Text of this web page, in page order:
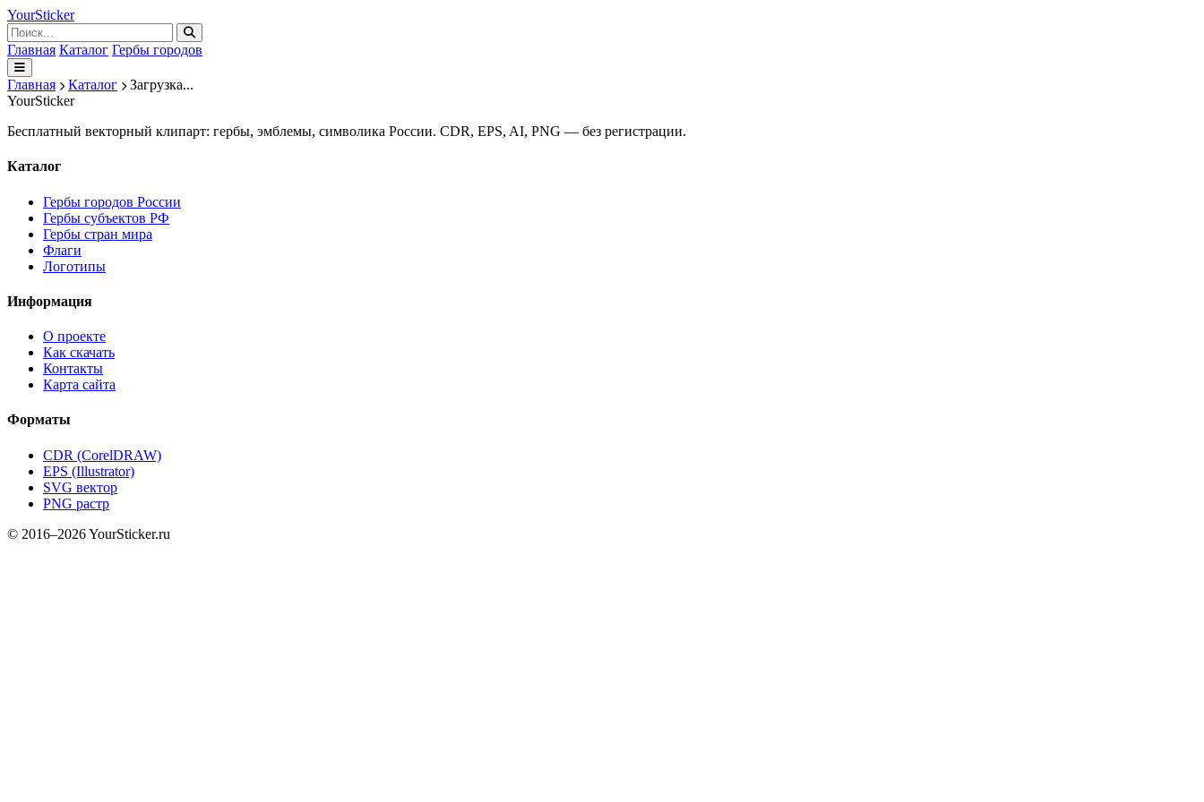
YourSticker
Главная Каталог Гербы городов
Главная Каталог
Загрузка...
YourSticker
Бесплатный векторный клипарт: гербы, эмблемы, символика России. CDR, EPS, AI, PNG — без регистрации.
Каталог
Гербы городов России
Гербы субъектов РФ
Гербы стран мира
Флаги
Логотипы
Информация
О проекте
Как скачать
Контакты
Карта сайта
Форматы
CDR (CorelDRAW)
EPS (Illustrator)
SVG вектор
PNG растр
© 2016–2026 YourSticker.ru